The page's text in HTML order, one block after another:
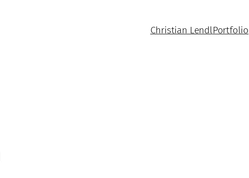
Christian LendlPortfolio